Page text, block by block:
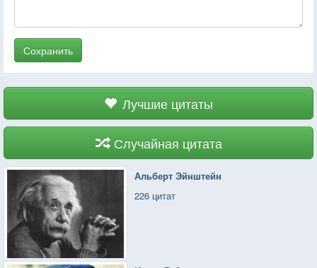
Сохранить
Лучшие цитаты
Случайная цитата
Альберт Эйнштейн
226 цитат